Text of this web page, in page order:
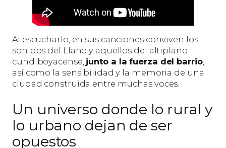
Al escucharlo, en sus canciones conviven los
sonidos del Llano y aquellos del altiplano
cundiboyacense, junto a la fuerza del barrio,
así como la sensibilidad y la memoria de una
ciudad construida entre muchas voces.
Un universo donde lo rural y
lo urbano dejan de ser
opuestos